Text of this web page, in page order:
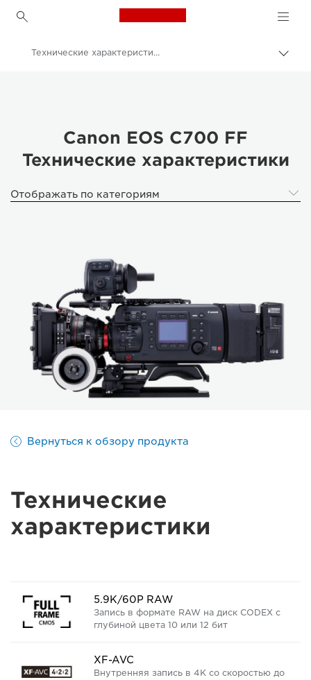
Canon Logo, back to
Canon EOS C700 FF
Технические характеристики и функции - Canon EOS C700 FF
Canon EOS C700 FF
Технические характеристики
Отображать по категориям
Вернуться к обзору продукта
Технические
характеристики
5.9K/60P RAW
Запись в формате RAW на диск CODEX с
глубиной цвета 10 или 12 бит
XF-AVC
Внутренняя запись в 4K со скоростью до